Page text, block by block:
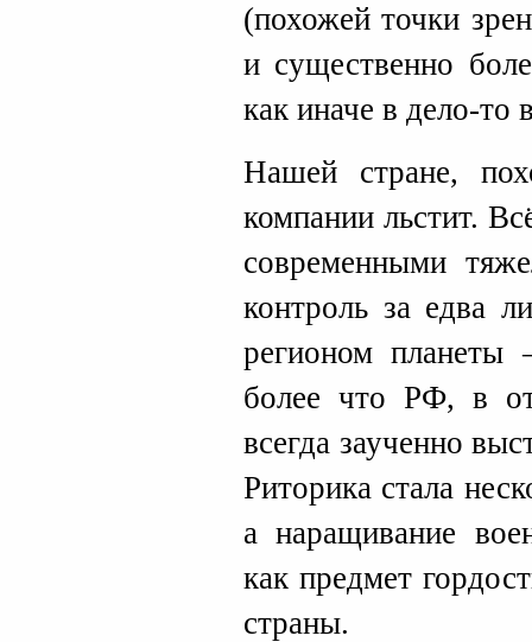
(похожей точки
и существенно
как иначе в дело-то
Нашей стране,
компании льстит.
современными
контроль за едва
регионом планеты
более что РФ, в
всегда заученно
Риторика стала
а наращивание
как предмет
страны.